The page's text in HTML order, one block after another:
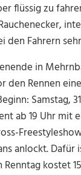
flüssig zu
den Fahrern
in
den Rennen
Samstag,
ab 19 Uhr mit
anlockt.
kostet